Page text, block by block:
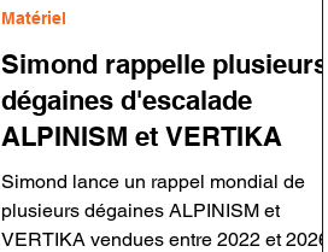
Simond rappelle plusieurs
dégaines d'escalade
ALPINISM et VERTIKA
Simond lance un rappel mondial de
plusieurs dégaines ALPINISM et
VERTIKA vendues entre 2022 et 2026.
Matériel